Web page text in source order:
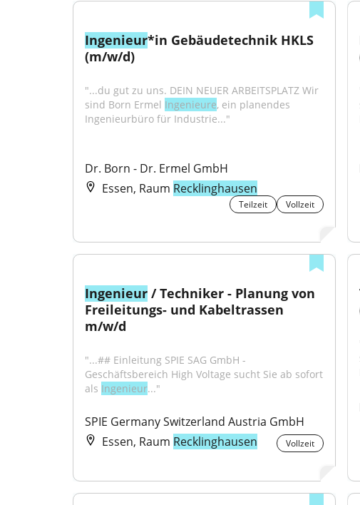
Ingenieur*in Gebäudetechnik HKLS
(m/w/d)
"...du gut zu uns. DEIN NEUER ARBEITSPLATZ Wir
sind Born Ermel Ingenieure, ein planendes
Ingenieurbüro für Industrie..."
Dr. Born - Dr. Ermel GmbH
Essen, Raum Recklinghausen
Teilzeit Vollzeit
Ingenieur / Techniker - Planung von
Freileitungs- und Kabeltrassen
m/w/d
"...## Einleitung SPIE SAG GmbH -
Geschäftsbereich High Voltage sucht Sie ab sofort
als Ingenieur..."
SPIE Germany Switzerland Austria GmbH
Essen, Raum Recklinghausen Vollzeit